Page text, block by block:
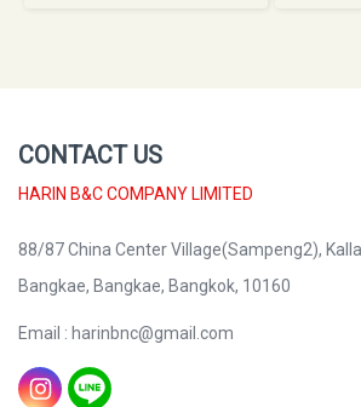
CONTACT US
HARIN B&C COMPANY LIMITED
88/87 China Center Village(Sampeng2),
Bangkae, Bangkae, Bangkok, 10160
Email : harinbnc@gmail.com